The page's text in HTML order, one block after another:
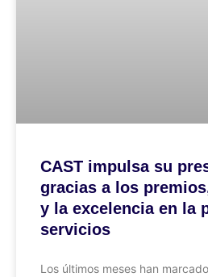
CAST impulsa su
gracias a los
y la excelencia en la
servicios
Los últimos meses han